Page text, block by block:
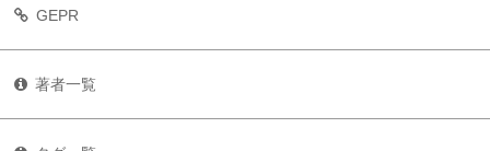
GEPR
著者一覧